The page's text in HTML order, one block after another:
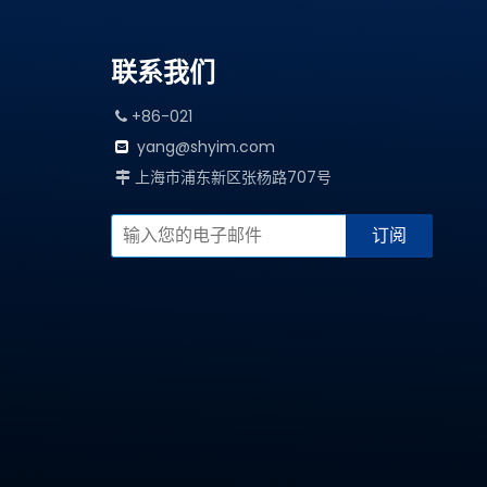
联系我们
 +86-021
 yang@shyim.com
 上海市浦东新区张杨路707号
订阅